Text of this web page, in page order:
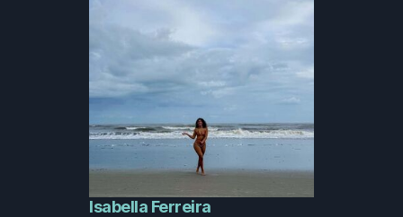
Isabella Ferreira